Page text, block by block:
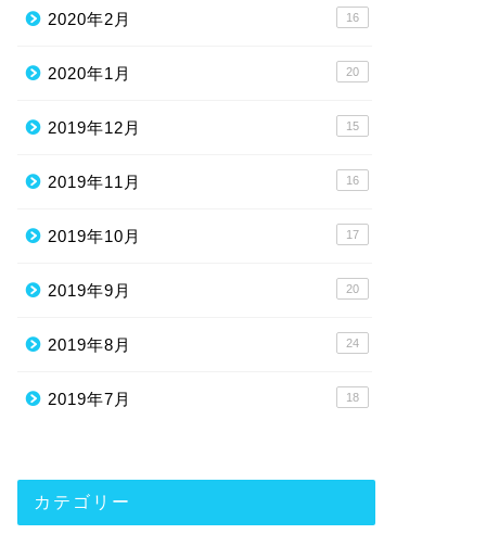
2020年2月 16
2020年1月 20
2019年12月 15
2019年11月 16
2019年10月 17
2019年9月 20
2019年8月 24
2019年7月 18
カテゴリー